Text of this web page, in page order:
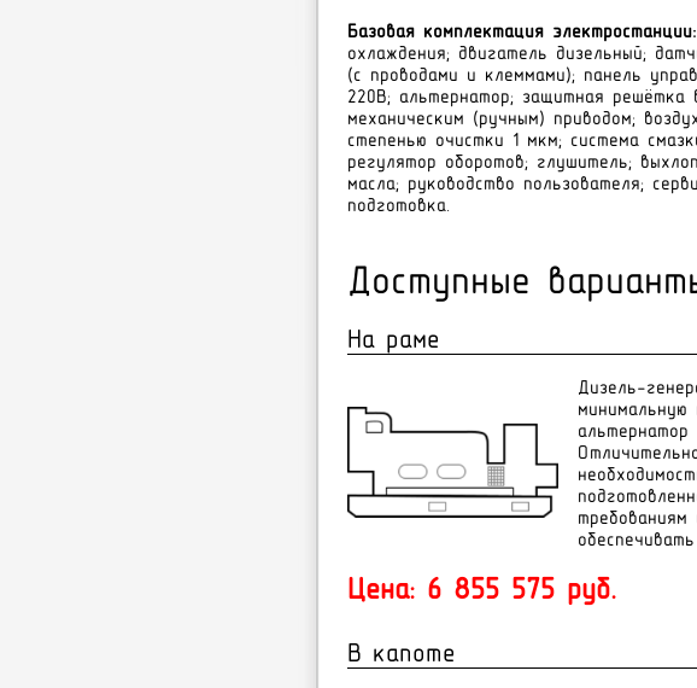
Базовая комплектация электростанции:
охлаждения; двигатель дизельный;
(с проводами и клеммами); панель
220В; альтернатор; защитная
механическим (ручным) приводом;
степенью очистки 1 мкм; система
регулятор оборотов; глушитель;
масла; руководство пользователя;
подготовка.
Доступные
На раме
Дизель-
Цена: 6 855 575 руб.
В капоте